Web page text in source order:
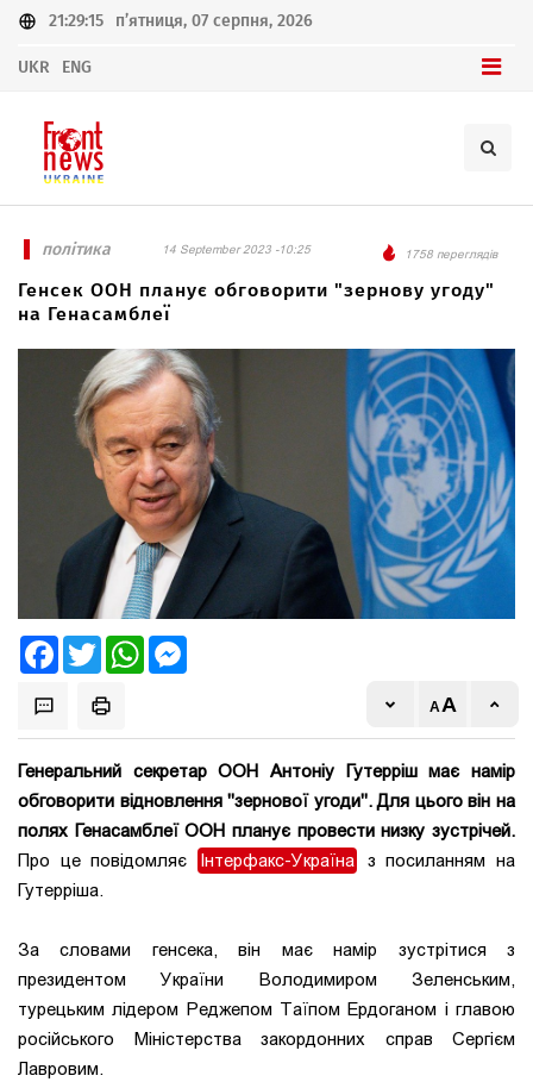
21:29:15 п’ятниця, 07 серпня, 2026
UKR ENG
політика 14 September 2023 -10:25 1758 переглядів
Генсек ООН планує обговорити "зернову угоду"
на Генасамблеї
FacebookTwitter WhatsApp
Генеральний секретар ООН Антоніу Гутерріш має намір
обговорити відновлення "зернової угоди". Для цього він на
полях Генасамблеї ООН планує провести низку зустрічей.
Про це повідомляє
Інтерфакс-Україна
з посиланням на
Гутерріша.
За словами генсека, він має намір зустрітися з
президентом України Володимиром Зеленським,
турецьким лідером Реджепом Таїпом Ердоганом і главою
російського Міністерства закордонних справ Сергієм
Лавровим.